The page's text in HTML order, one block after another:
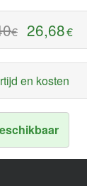
€ 26,68€
en kosten